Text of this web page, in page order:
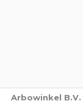
Arbowinkel B.V.